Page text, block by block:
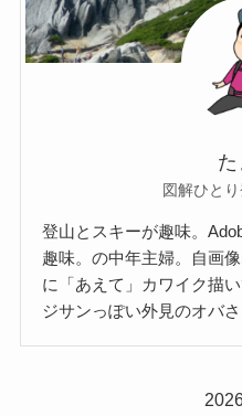
図解ひと
登山とスキーが趣味。
趣味。の中年主婦。自画
に「あえて」カワイク描
ジサンっぽい外見のオバさ